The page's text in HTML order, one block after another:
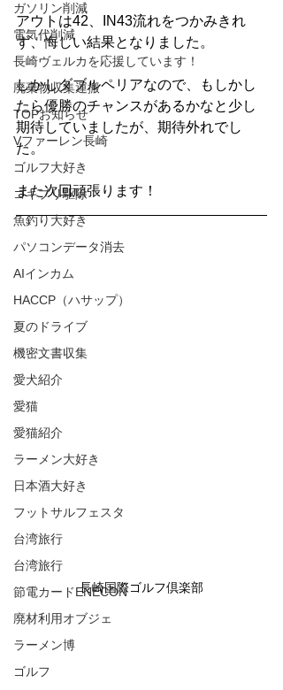
ガソリン削減
電気代削減
長崎ヴェルカを応援しています！
廃棄物収集運搬
TOPお知らせ
Vファーレン長崎
ゴルフ大好き
ゴキブリ駆除
魚釣り大好き
パソコンデータ消去
AIインカム
HACCP（ハサップ）
夏のドライブ
機密文書収集
愛犬紹介
愛猫
愛猫紹介
ラーメン大好き
日本酒大好き
フットサルフェスタ
台湾旅行
台湾旅行
節電カードENECON
廃材利用オブジェ
ラーメン博
ゴルフ
アウトは42、IN43流れをつかみきれ
ず、悔しい結果となりました。
しかしダブルペリアなので、もしかし
たら優勝のチャンスがあるかなと少し
期待していましたが、期待外れでし
た。
また次回頑張ります！
長崎国際ゴルフ倶楽部